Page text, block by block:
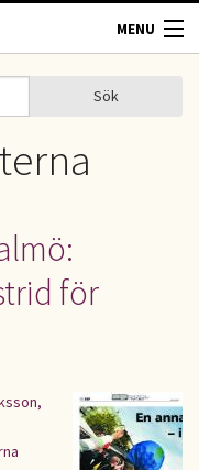
MENU
Sök
för